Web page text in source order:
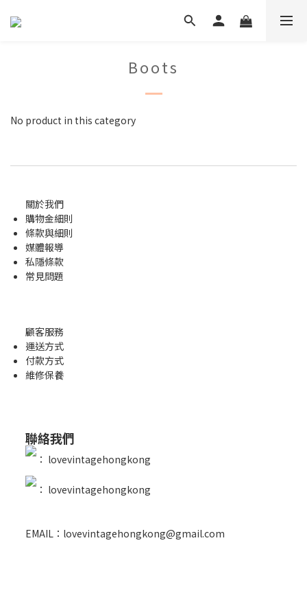
Boots
No product in this category
關於我們
購物金細則
條款與細則
媒體報導
私隱條款
常見問題
顧客服務
運送方式
付款方式
維修保養
聯絡我們
： lovevintagehongkong
： lovevintagehongkong
EMAIL：lovevintagehongkong@gmail.com